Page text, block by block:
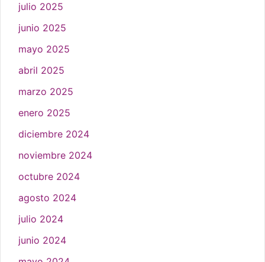
julio 2025
junio 2025
mayo 2025
abril 2025
marzo 2025
enero 2025
diciembre 2024
noviembre 2024
octubre 2024
agosto 2024
julio 2024
junio 2024